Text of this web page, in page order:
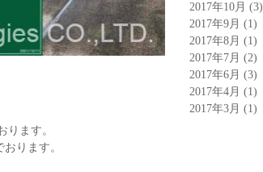
ます。
ります。
2017年10月 (3)
2017年9月 (1)
2017年8月 (1)
2017年7月 (2)
2017年6月 (3)
2017年4月 (1)
2017年3月 (1)